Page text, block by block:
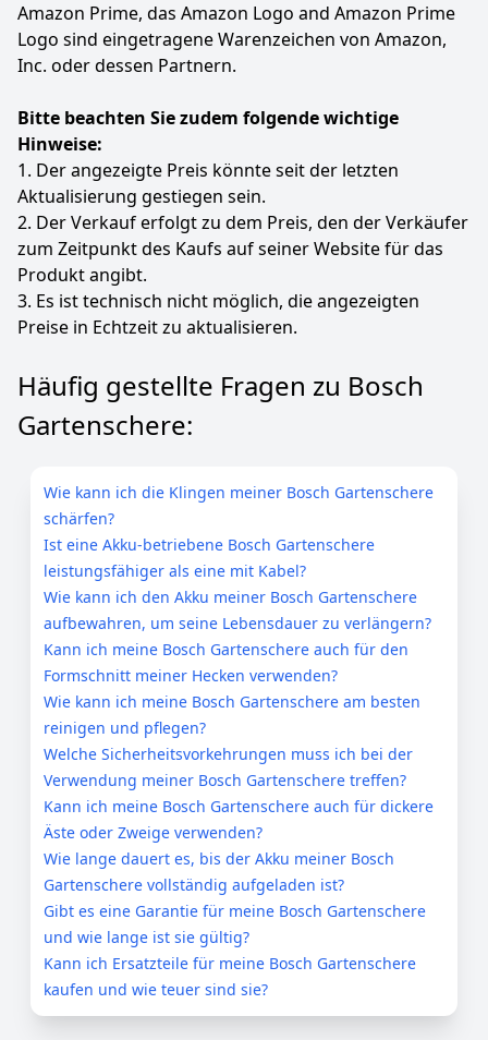
Amazon Prime, das Amazon Logo and Amazon Prime
Logo sind eingetragene Warenzeichen von Amazon,
Inc. oder dessen Partnern.
Bitte beachten Sie zudem folgende wichtige
Hinweise:
1. Der angezeigte Preis könnte seit der letzten
Aktualisierung gestiegen sein.
2. Der Verkauf erfolgt zu dem Preis, den der Verkäufer
zum Zeitpunkt des Kaufs auf seiner Website für das
Produkt angibt.
3. Es ist technisch nicht möglich, die angezeigten
Preise in Echtzeit zu aktualisieren.
Häufig gestellte Fragen zu Bosch
Gartenschere:
Wie kann ich die Klingen meiner Bosch Gartenschere
schärfen?
Ist eine Akku-betriebene Bosch Gartenschere
leistungsfähiger als eine mit Kabel?
Wie kann ich den Akku meiner Bosch Gartenschere
aufbewahren, um seine Lebensdauer zu verlängern?
Kann ich meine Bosch Gartenschere auch für den
Formschnitt meiner Hecken verwenden?
Wie kann ich meine Bosch Gartenschere am besten
reinigen und pflegen?
Welche Sicherheitsvorkehrungen muss ich bei der
Verwendung meiner Bosch Gartenschere treffen?
Kann ich meine Bosch Gartenschere auch für dickere
Äste oder Zweige verwenden?
Wie lange dauert es, bis der Akku meiner Bosch
Gartenschere vollständig aufgeladen ist?
Gibt es eine Garantie für meine Bosch Gartenschere
und wie lange ist sie gültig?
Kann ich Ersatzteile für meine Bosch Gartenschere
kaufen und wie teuer sind sie?